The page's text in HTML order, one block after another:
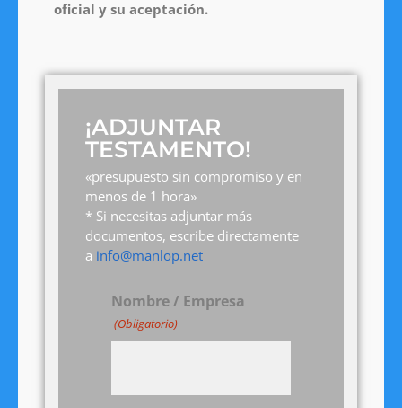
oficial y su aceptación.
¡ADJUNTAR
TESTAMENTO!
«presupuesto sin compromiso y en
menos de 1 hora»
* Si necesitas adjuntar más
documentos, escribe directamente
a info@manlop.net
Nombre / Empresa
(Obligatorio)